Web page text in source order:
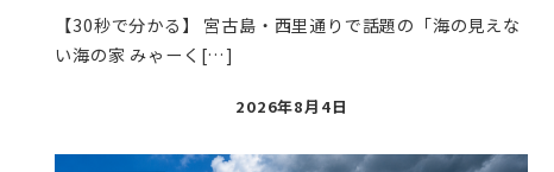
【30秒で分かる】 宮古島・西里通りで話題の「海の見えな
い海の家 みゃーく[…]
投
日
2026年8月4日